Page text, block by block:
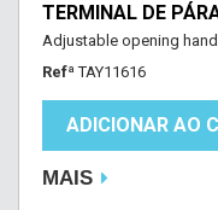
TERMINAL DE
Adjustable opening
Refª TAY11616
ADICIONAR AO
MAIS